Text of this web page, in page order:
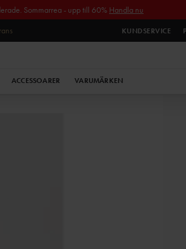
Sommarrea - upp till 60% Handla nu
KUNDSERVICE
ACCESSOARER VARUMÄRKEN